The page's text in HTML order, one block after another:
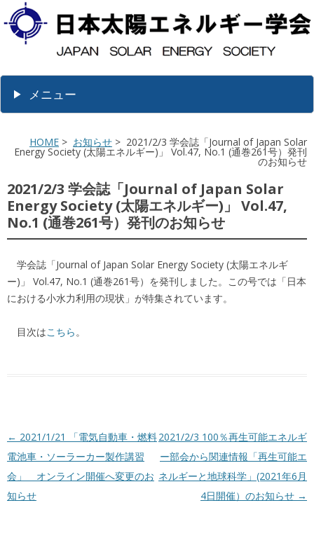
メニュー
HOME > お知らせ > 2021/2/3 学会誌「Journal of Japan Solar
Energy Society (太陽エネルギー)」 Vol.47, No.1 (通巻261号）発刊
のお知らせ
2021/2/3 学会誌「Journal of Japan Solar
Energy Society (太陽エネルギー)」 Vol.47,
No.1 (通巻261号）発刊のお知らせ
学会誌「Journal of Japan Solar Energy Society (太陽エネルギ
ー)」 Vol.47, No.1 (通巻261号）を発刊しました。この号では「日本
における小水力利用の現状 」が特集されています。
目次はこちら。
投稿ナビゲーション
← 2021/1/21 「電気自動車・燃料
電池車・ソーラーカー製作講習
会」 オンライン開催へ変更のお
知らせ
2021/2/3 100％再生可能エネルギ
ー部会から関連情報「再生可能エ
ネルギーと地球科学」(2021年6月
4日開催）のお知らせ →